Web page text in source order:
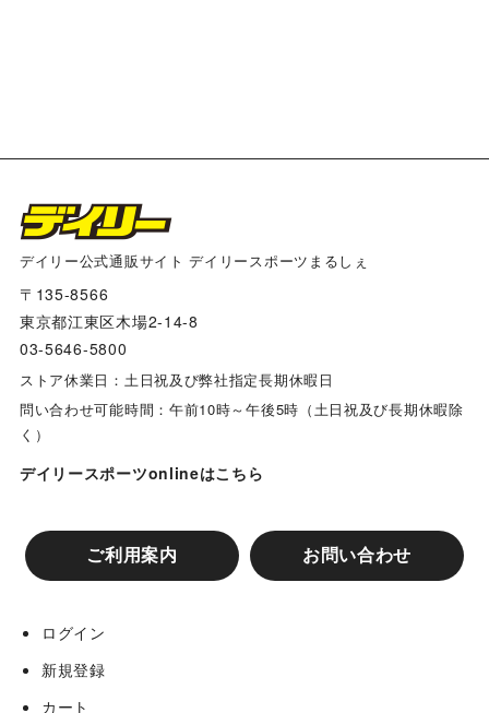
箕面バ－ンズ
東豊中レッドソックス
千里山パンサーズ
キングジュニアーズ ・高槻ホークス合同チーム
枚方香里フェニックス
川越パンサーズ
デイリー公式通販サイト デイリースポーツまるしぇ
〒135-8566
東京都江東区木場2-14-8
03-5646-5800
ストア休業日：土日祝及び弊社指定長期休暇日
問い合わせ可能時間：午前10時～午後5時（土日祝及び長期休暇除
く）
デイリースポーツonlineはこちら
ご利用案内 お問い合わせ
ログイン
新規登録
カート